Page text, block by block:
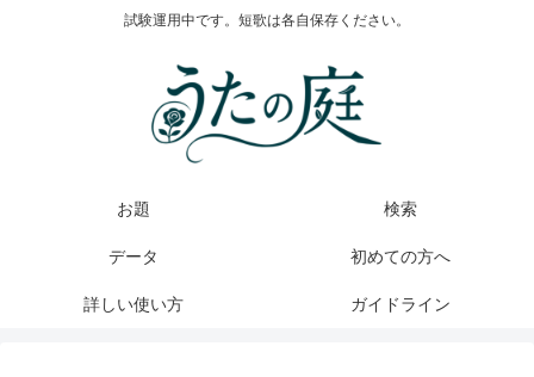
試験運用中です。短歌は各自保存ください。
お題 検索
データ 初めての方へ
詳しい使い方 ガイドライン